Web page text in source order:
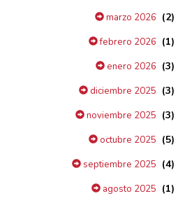
marzo 2026 (2)
febrero 2026 (1)
enero 2026 (3)
diciembre 2025 (3)
noviembre 2025 (3)
octubre 2025 (5)
septiembre 2025 (4)
agosto 2025 (1)